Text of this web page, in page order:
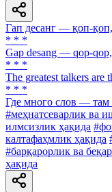
Гап десанг — қоп-
* * *
Gap desang — qop-qop,
* * *
The greatest talkers are
* * *
Где много слов — там
#меҳнатсеварлик ва
илмсизлик ҳақида
калтафаҳмлик ҳақида
#барқарорлик ва
ҳақида